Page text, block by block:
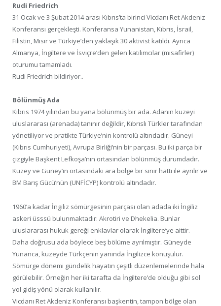
Rudi Friedrich
31 Ocak ve 3 Şubat 2014 arası Kıbrıs’ta birinci Vicdanı Ret Akdeniz
Konferansı gerçekleşti. Konferansa Yunanistan, Kıbrıs, İsrail,
Filistin, Mısır ve Türkiye’den yaklaşık 30 aktivist katıldı. Ayrıca
Almanya, İngiltere ve İsviçre’den gelen katılımcılar (misafirler)
oturumu tamamladı.
Rudi Friedrich bildiriyor..
Bölünmüş Ada
Kıbrıs 1974 yılından bu yana bölünmüş bir ada. Adanın kuzeyi
uluslararası (arenada) tanınır değildir, Kıbrıslı Türkler tarafından
yönetiliyor ve pratikte Türkiye’nin kontrolü altındadır. Güneyi
(Kıbrıs Cumhuriyeti), Avrupa Birliği’nin bir parçası. Bu iki parça bir
çizgiyle Başkent Lefkoşa’nın ortasından bölünmüş durumdadır.
Kuzey ve Güney’in ortasındaki ara bölge bir sınır hattı ile ayrılır ve
BM Barış Gücü’nün (UNFİCYP) kontrolü altındadır.
1960’a kadar İngiliz sömürgesinin parçası olan adada iki İngiliz
askeri üsssü bulunmaktadır: Akrotiri ve Dhekelia. Bunlar
uluslararası hukuk gereği enklavlar olarak İngiltere’ye aittir.
Daha doğrusu ada böylece beş bölüme ayrılmıştır. Güneyde
Yunanca, kuzeyde Türkçenin yanında İngilizce konuşulur.
Sömürge dönemi gündelik hayatın çeşitli düzenlemelerinde hala
görülebilir. Örneğin her iki tarafta da İngiltere’de olduğu gibi sol
yol gidiş yönü olarak kullanılır.
Vicdanı Ret Akdeniz Konferansı başkentin, tampon bölge olan